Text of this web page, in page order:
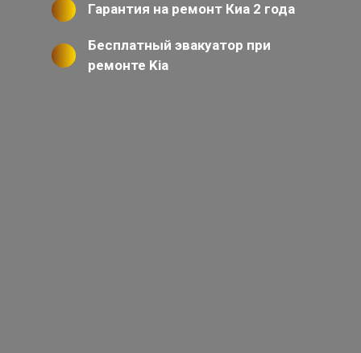
Гарантия на ремонт Киа 2 года
Бесплатный эвакуатор при
ремонте Kia